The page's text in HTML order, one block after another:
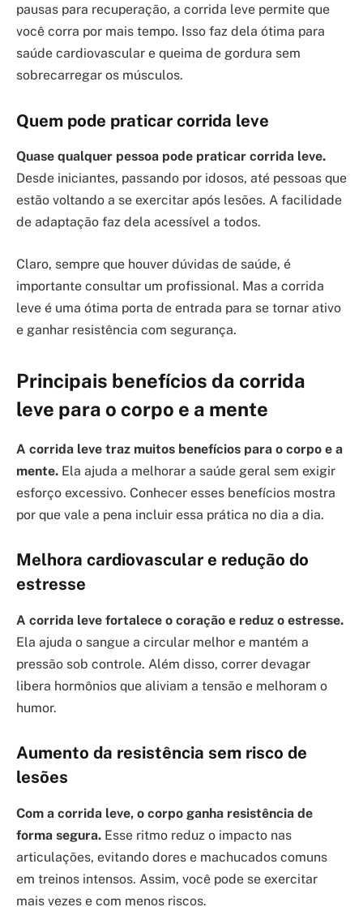
pausas para recuperação, a corrida leve permite que
você corra por mais tempo. Isso faz dela ótima para
saúde cardiovascular e queima de gordura sem
sobrecarregar os músculos.
Quem pode praticar corrida leve
Quase qualquer pessoa pode praticar corrida leve.
Desde iniciantes, passando por idosos, até pessoas que
estão voltando a se exercitar após lesões. A facilidade
de adaptação faz dela acessível a todos.
Claro, sempre que houver dúvidas de saúde, é
importante consultar um profissional. Mas a corrida
leve é uma ótima porta de entrada para se tornar ativo
e ganhar resistência com segurança.
Principais benefícios da corrida
leve para o corpo e a mente
A corrida leve traz muitos benefícios para o corpo e a
mente. Ela ajuda a melhorar a saúde geral sem exigir
esforço excessivo. Conhecer esses benefícios mostra
por que vale a pena incluir essa prática no dia a dia.
Melhora cardiovascular e redução do
estresse
A corrida leve fortalece o coração e reduz o estresse.
Ela ajuda o sangue a circular melhor e mantém a
pressão sob controle. Além disso, correr devagar
libera hormônios que aliviam a tensão e melhoram o
humor.
Aumento da resistência sem risco de
lesões
Com a corrida leve, o corpo ganha resistência de
forma segura. Esse ritmo reduz o impacto nas
articulações, evitando dores e machucados comuns
em treinos intensos. Assim, você pode se exercitar
mais vezes e com menos riscos.